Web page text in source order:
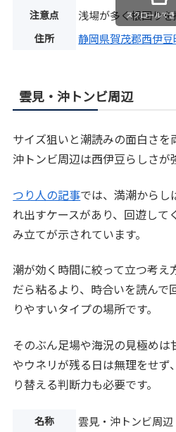
注意点 浅場が多く根回り
住所 静岡県賀茂郡西伊
スクロールで
雲見・沖トンビ周辺
サイズ狙いと潮読みの面白さを
沖トンビ周辺は西伊豆らしさが
つり人の記事では、満潮からし
れ出すケースがあり、回遊して
み立てが示されています。
潮が効く時間に絞って立つ考え
だら粘るより、時合いを読んで
りやすいタイプの場所です。
そのぶん足場や海況の見極め
やウネリが残る日は無理をせず
り替える判断力も必要です。
名称 雲見・沖トンビ周辺